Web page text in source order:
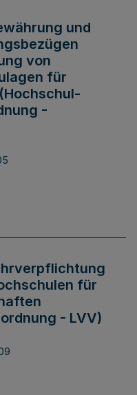
und
von
für
-
für
- LVV)